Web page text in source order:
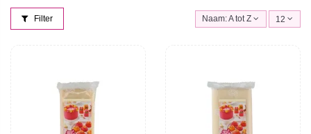
Filter Naam: A tot Z 12